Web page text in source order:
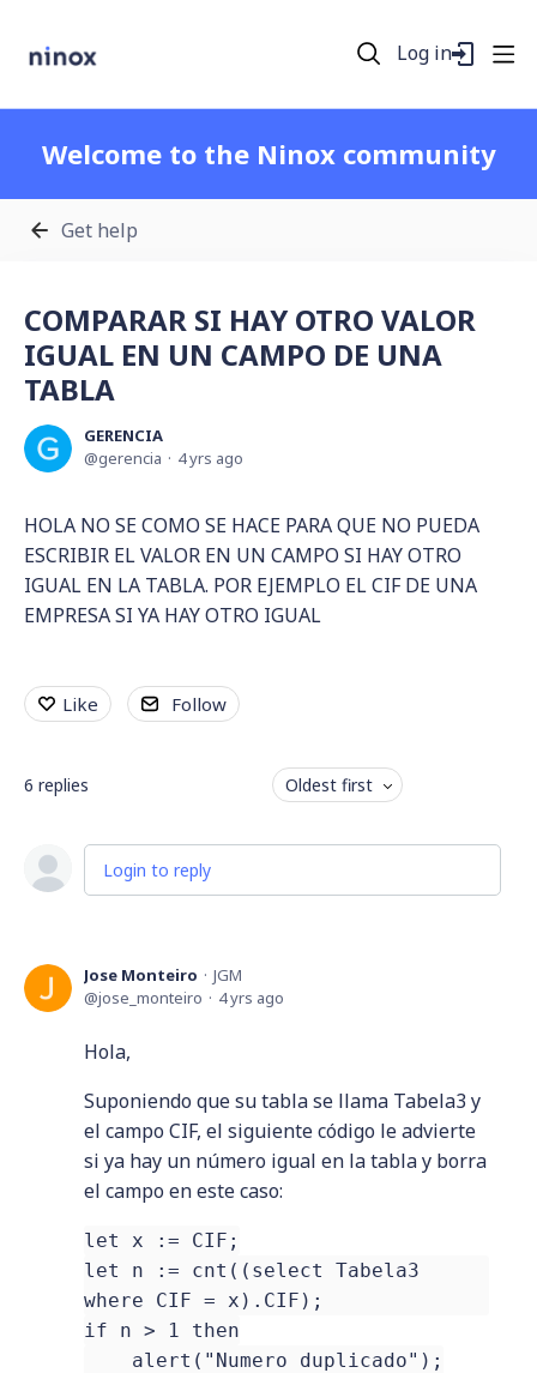
Log in
Welcome to the Ninox community
Get help
COMPARAR SI HAY OTRO VALOR
IGUAL EN UN CAMPO DE UNA
TABLA
GERENCIA
gerencia
4 yrs ago
HOLA NO SE COMO SE HACE PARA QUE NO PUEDA
ESCRIBIR EL VALOR EN UN CAMPO SI HAY OTRO
IGUAL EN LA TABLA. POR EJEMPLO EL CIF DE UNA
EMPRESA SI YA HAY OTRO IGUAL
Like Follow
6 replies Oldest first
Login to reply
Jose Monteiro
JGM
jose_monteiro
4 yrs ago
Hola,
Suponiendo que su tabla se llama Tabela3 y
el campo CIF, el siguiente código le advierte
si ya hay un número igual en la tabla y borra
el campo en este caso:
let x := CIF;
let n := cnt((select Tabela3
where CIF = x).CIF);
if n > 1 then
alert("Numero duplicado");